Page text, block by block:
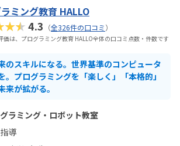
ミング教育 HALLO
4.3 （全326件の口コミ）
価は、プログラミング教育 HALLO全体の口コミ点数・件数です
のスキルになる。世界基準のコンピュータ
。プログラミングを「楽しく」「本格的」
来が拡がる。
ラミング・ロボット教室
導